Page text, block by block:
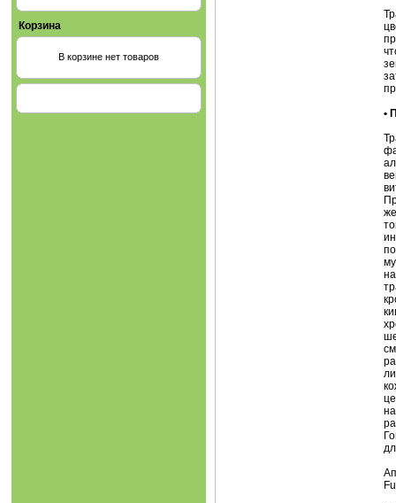
Корзина
В корзине нет товаров
•